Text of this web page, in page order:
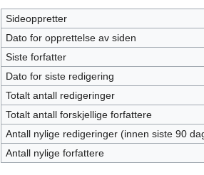
Sideoppretter
Dato for opprettelse av siden
Siste forfatter
Dato for siste redigering
Totalt antall redigeringer
Totalt antall forskjellige forfattere
Antall nylige redigeringer (innen siste 90
Antall nylige forfattere